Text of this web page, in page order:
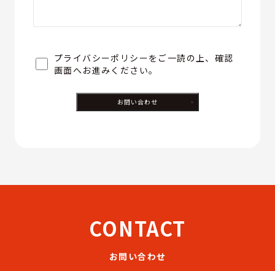
プライバシーポリシーをご一読の上、確認
画面へお進みください。
CONTACT
お問い合わせ